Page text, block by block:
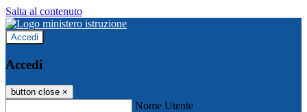
Salta al contenuto
Accedi
Accedi
button close ×
Nome Utente